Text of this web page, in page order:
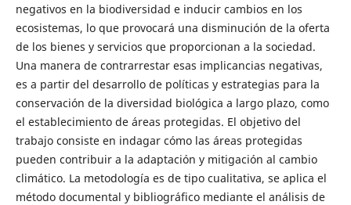
negativos en la biodiversidad e inducir cambios en los
ecosistemas, lo que provocará una disminución de la oferta
de los bienes y servicios que proporcionan a la sociedad.
Una manera de contrarrestar esas implicancias negativas,
es a partir del desarrollo de políticas y estrategias para la
conservación de la diversidad biológica a largo plazo, como
el establecimiento de áreas protegidas. El objetivo del
trabajo consiste en indagar cómo las áreas protegidas
pueden contribuir a la adaptación y mitigación al cambio
climático. La metodología es de tipo cualitativa, se aplica el
método documental y bibliográfico mediante el análisis de